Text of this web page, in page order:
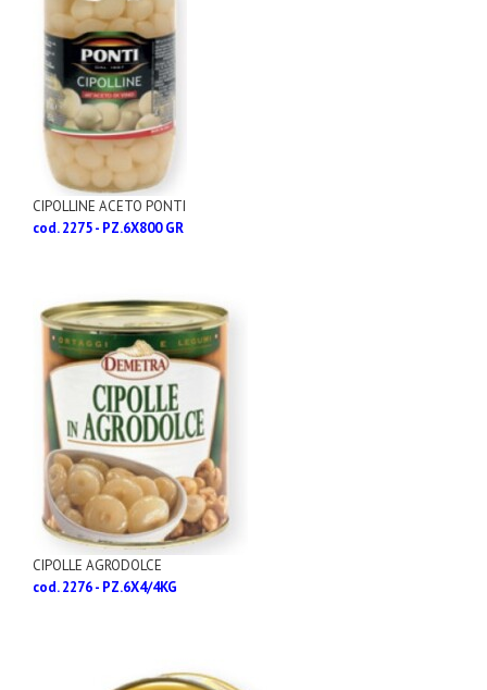
CIPOLLINE ACETO PONTI
cod. 2275 - PZ.6X800 GR
CIPOLLE AGRODOLCE
cod. 2276 - PZ.6X4/4KG